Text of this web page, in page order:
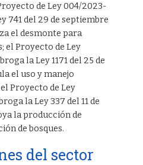
de Ley 004/2023-
741 del 29 de septiembre
el desmonte para
el Proyecto de Ley
la Ley 1171 del 25 de
el uso y manejo
Proyecto de Ley
la Ley 337 del 11 de
la producción de
de bosques.
del sector